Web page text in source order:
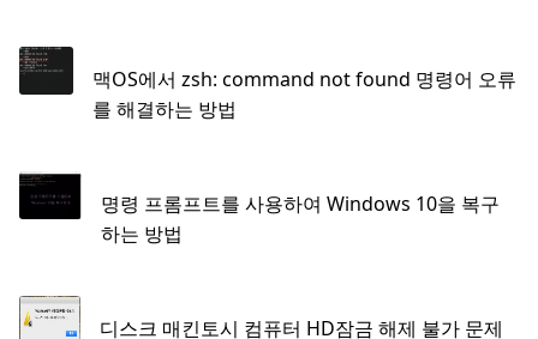
맥OS에서 zsh: command not found 명령어 오류
를 해결하는 방법
명령 프롬프트를 사용하여 Windows 10을 복구
하는 방법
디스크 매킨토시 컴퓨터 HD잠금 해제 불가 문제